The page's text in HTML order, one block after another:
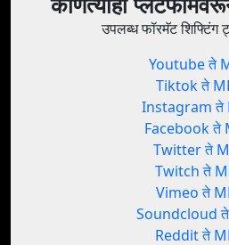
उपलब्ध फॉरमॅट शिफ्टिंग
Youtube ते
Tiktok ते
Instagram ते
Facebook ते
Twitter ते
Twitch ते
Vimeo ते
Soundcloud
Reddit ते